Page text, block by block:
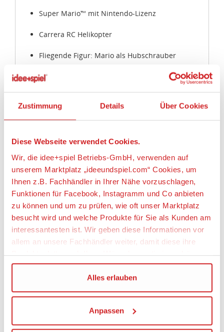
Zustimmung Details Über Cookies
Diese Webseite verwendet Cookies.
Wir, die idee+spiel Betriebs-GmbH, verwenden auf
unserem Marktplatz „ideeundspiel.com“ Cookies, um
Ihnen z.B. Fachhändler in Ihrer Nähe vorzuschlagen,
Funktionen für Facebook, Instagramm und Co anbieten
zu können und um zu prüfen, wie oft unser Marktplatz
besucht wird und welche Produkte für Sie als Kunden am
interessantesten ist. Wir geben diese Informationen vor
allem an unsere Fachhändler weiter, damit diese ihre
Wir verwenden den Google Tag Manager um weitere
Dienste einzubinden.
Wenn Sie auf „Alles erlauben“, klicken, werden ein Teil
Ihrer personenbezogener Daten in die USA übertragen.
Alles erlauben
Anpassen
Super Mario™ mit Nintendo-Lizenz
Carrera RC Helikopter
Fliegende Figur: Mario als Hubschrauber
Länge: 10,4 cm
Mit Mario auf Höhenflug
Super Mario™ holte sein Cape zum ersten Mal in
dem Videospielklassiker Super Mario World™ hervor.
Mit seinem gelben Cape kann Mario nicht nur lange
durch die Luft gleiten, sondern auch Feinde
angreifen, in dem er seinen Umhang herumwirbelt.
Jetzt hebt der beliebte Klempner auch bei Dir
zuhause ab!
Mario fliegt mit befestigten Rotoren am Rücken
durch seine originale Nintendo-Lizenz fast so, als
hätte er sich von seinem letzten Abenteuer direkt
auf den Weg zu Dir gemacht. Dank des Gyro-Systems
und der koaxialen Rotorsteuerung ist Dir ein stabiler